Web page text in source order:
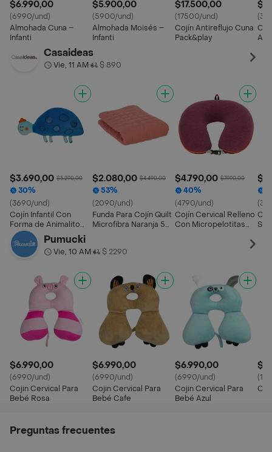
$6.990,00
(6990/und)
Almohada Cuna –
Infanti
$5.900,00
(5900/und)
Almohada Moisés –
Infanti
$17.500,00
(17500/und)
Cojín Antireflujo Cuna
Pack&play
Casaideas
Vie, 11 AM• $ 890
$3.690,00 $5.290,00
30%
(3690/und)
Cojín Infantil Con
Forma de Animalito
Casaideas
$2.080,00 $4.490,00
53%
(2090/und)
Funda Para Cojín Quilt
Microfibra Naranja 50
$4.790,00 $7.990,00
40%
(4790/und)
Cojín Cervical Relleno
Con Micropelotitas
Pumucki
Vie, 10 AM• $ 2290
$6.990,00
(6990/und)
Cojin Cervical Para
Bebé Rosa
$6.990,00
(6990/und)
Cojin Cervical Para
Bebé Cafe
$6.990,00
(6990/und)
Cojin Cervical Para
Bebé Azul
Preguntas frecuentes